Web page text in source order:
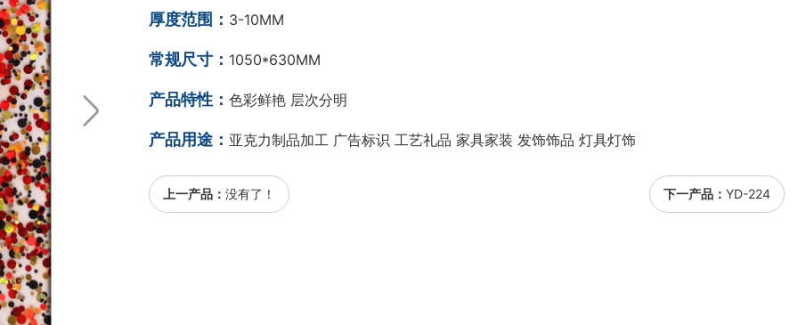
厚度范围： 3-10MM
常规尺寸： 1050*630MM
产品特性： 色彩鲜艳 层次分明
产品用途： 亚克力制品加工 广告标识 工艺礼品 家具家装 发饰饰品 灯具灯饰
上一产品： 没有了！ 下一产品： YD-224